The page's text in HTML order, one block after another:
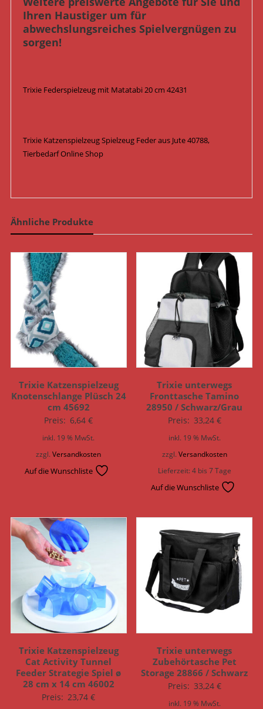
Ihren Haustiger um für
abwechslungsreiches Spielvergnügen zu
sorgen!
Trixie Federspielzeug mit Matatabi 20 cm 42431
Trixie Katzenspielzeug Spielzeug Feder aus Jute 40788,
Tierbedarf Online Shop
Ähnliche Produkte
Trixie Katzenspielzeug
Knotenschlange Plüsch 24
cm 45692
Preis: 6,64€
inkl. 19 % MwSt.
zzgl.Versandkosten
Auf die Wunschliste
Trixie unterwegs
Fronttasche Tamino
28950 / Schwarz/Grau
Preis: 33,24 €
inkl. 19 % MwSt.
zzgl.Versandkosten
Lieferzeit:4 bis 7 Tage
Auf die Wunschliste
Trixie Katzenspielzeug
Cat Activity Tunnel
Feeder Strategie Spiel ø
28 cm x 14 cm 46002
Preis: 23,74€
Trixie unterwegs
Zubehörtasche Pet
Storage 28866 / Schwarz
Preis: 33,24 €
inkl. 19 % MwSt.